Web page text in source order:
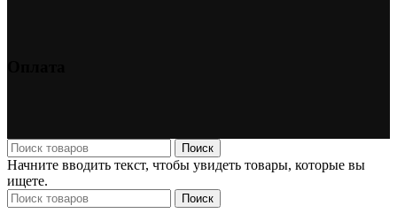
Поиск
Начните вводить текст, чтобы увидеть товары, которые вы
ищете.
Поиск